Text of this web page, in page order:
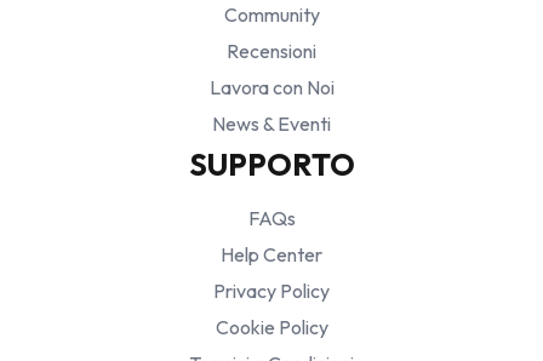
Community
Recensioni
Lavora con Noi
News & Eventi
SUPPORTO
FAQs
Help Center
Privacy Policy
Cookie Policy